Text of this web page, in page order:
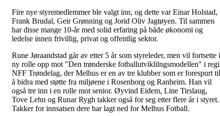
Fire nye styremedlemmer ble valgt inn, og dette var Einar Holstad,
Frank Brudal, Geir Grønning og Jorid Oliv Jagtøyen. Til sammen
har disse mange 10-år med solid erfaring på både økonomi og
ledelse innen frivillig, privat og offentlig sektor.
Rune Jøraandstad går av etter 5 år som styreleder, men vil fortsette i
ny rolle opp mot "Den trønderske fotballutviklilngsmodellen" i regi
NFF Trøndelag, der Melhus er en av tre klubber som er forespurt til
å bidra med støtte fra miljøene i Rosenborg og Ranheim. Han vil
også tre inn i en rolle mot senior. Øyvind Eidem, Line Tirslaug,
Tove Lehn og Runar Rygh takker også for seg etter flere år i styret.
Takker for innsatsen dere har lagt ned for Melhus Fotball.